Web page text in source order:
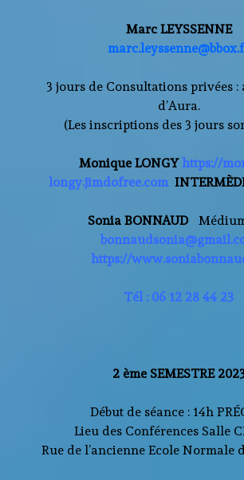
Marc LEYSSENNE
3 jours de Consultations privées :
d’Aura.
(Les inscriptions des 3 jours
Monique LONGY https://
longy.jimdofree.com
Sonia BONNAUD-
https://
Tél : 06 12 28 44 23
2 ème SEMESTRE
Début de séance : 14h
Lieu des Conférences Salle
Rue de l’ancienne Ecole Normale